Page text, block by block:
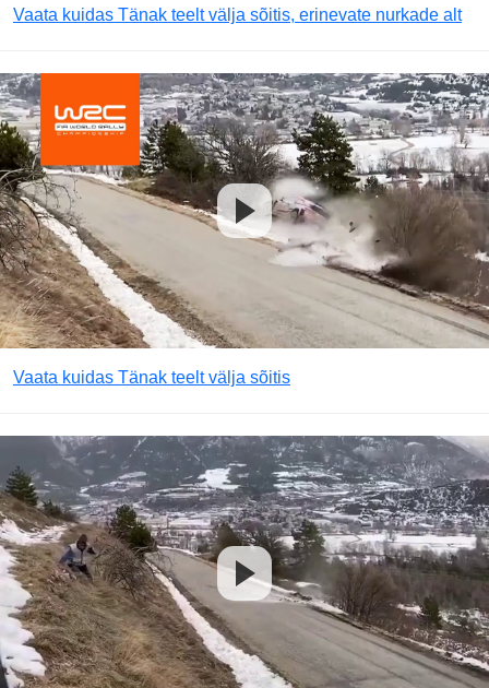
Vaata kuidas Tänak teelt välja sõitis, erinevate nurkade alt
Vaata kuidas Tänak teelt välja sõitis